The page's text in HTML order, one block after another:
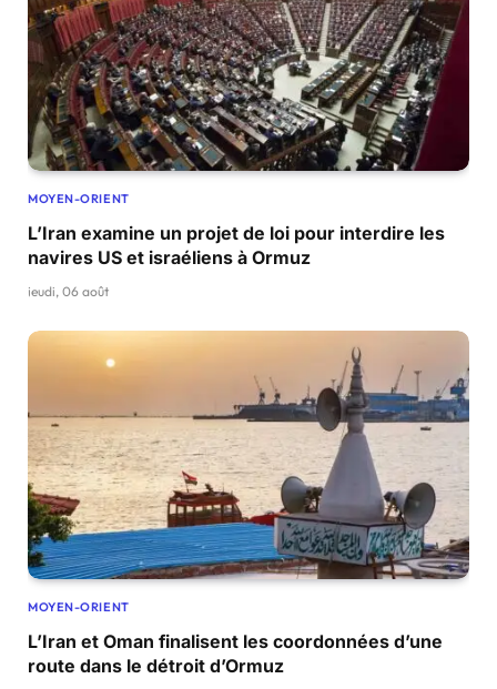
MOYEN-ORIENT
L’Iran examine un projet de loi pour interdire les
navires US et israéliens à Ormuz
jeudi, 06 août
MOYEN-ORIENT
L’Iran et Oman finalisent les coordonnées d’une
route dans le détroit d’Ormuz